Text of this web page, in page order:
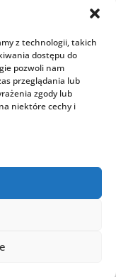
z technologii, takich
dostępu do
pozwoli nam
przeglądania lub
zgody lub
niektóre cechy i
położne,
farmaceutów
błędów
lekarz ustali
badań
wykonanych
ingerującego w
przykładem